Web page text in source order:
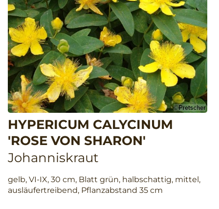
HYPERICUM CALYCINUM
'ROSE VON SHARON'
Johanniskraut
gelb, VI-IX, 30 cm, Blatt grün, halbschattig, mittel,
ausläufertreibend, Pflanzabstand 35 cm